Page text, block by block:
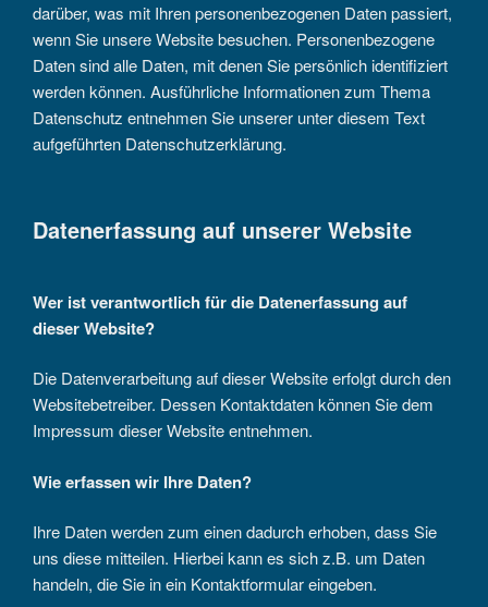
darüber, was mit Ihren personenbezogenen Daten passiert,
wenn Sie unsere Website besuchen. Personenbezogene
Daten sind alle Daten, mit denen Sie persönlich identifiziert
werden können. Ausführliche Informationen zum Thema
Datenschutz entnehmen Sie unserer unter diesem Text
aufgeführten Datenschutzerklärung.
Datenerfassung auf unserer Website
Wer ist verantwortlich für die Datenerfassung auf
dieser Website?
Die Datenverarbeitung auf dieser Website erfolgt durch den
Websitebetreiber. Dessen Kontaktdaten können Sie dem
Impressum dieser Website entnehmen.
Wie erfassen wir Ihre Daten?
Ihre Daten werden zum einen dadurch erhoben, dass Sie
uns diese mitteilen. Hierbei kann es sich z.B. um Daten
handeln, die Sie in ein Kontaktformular eingeben.